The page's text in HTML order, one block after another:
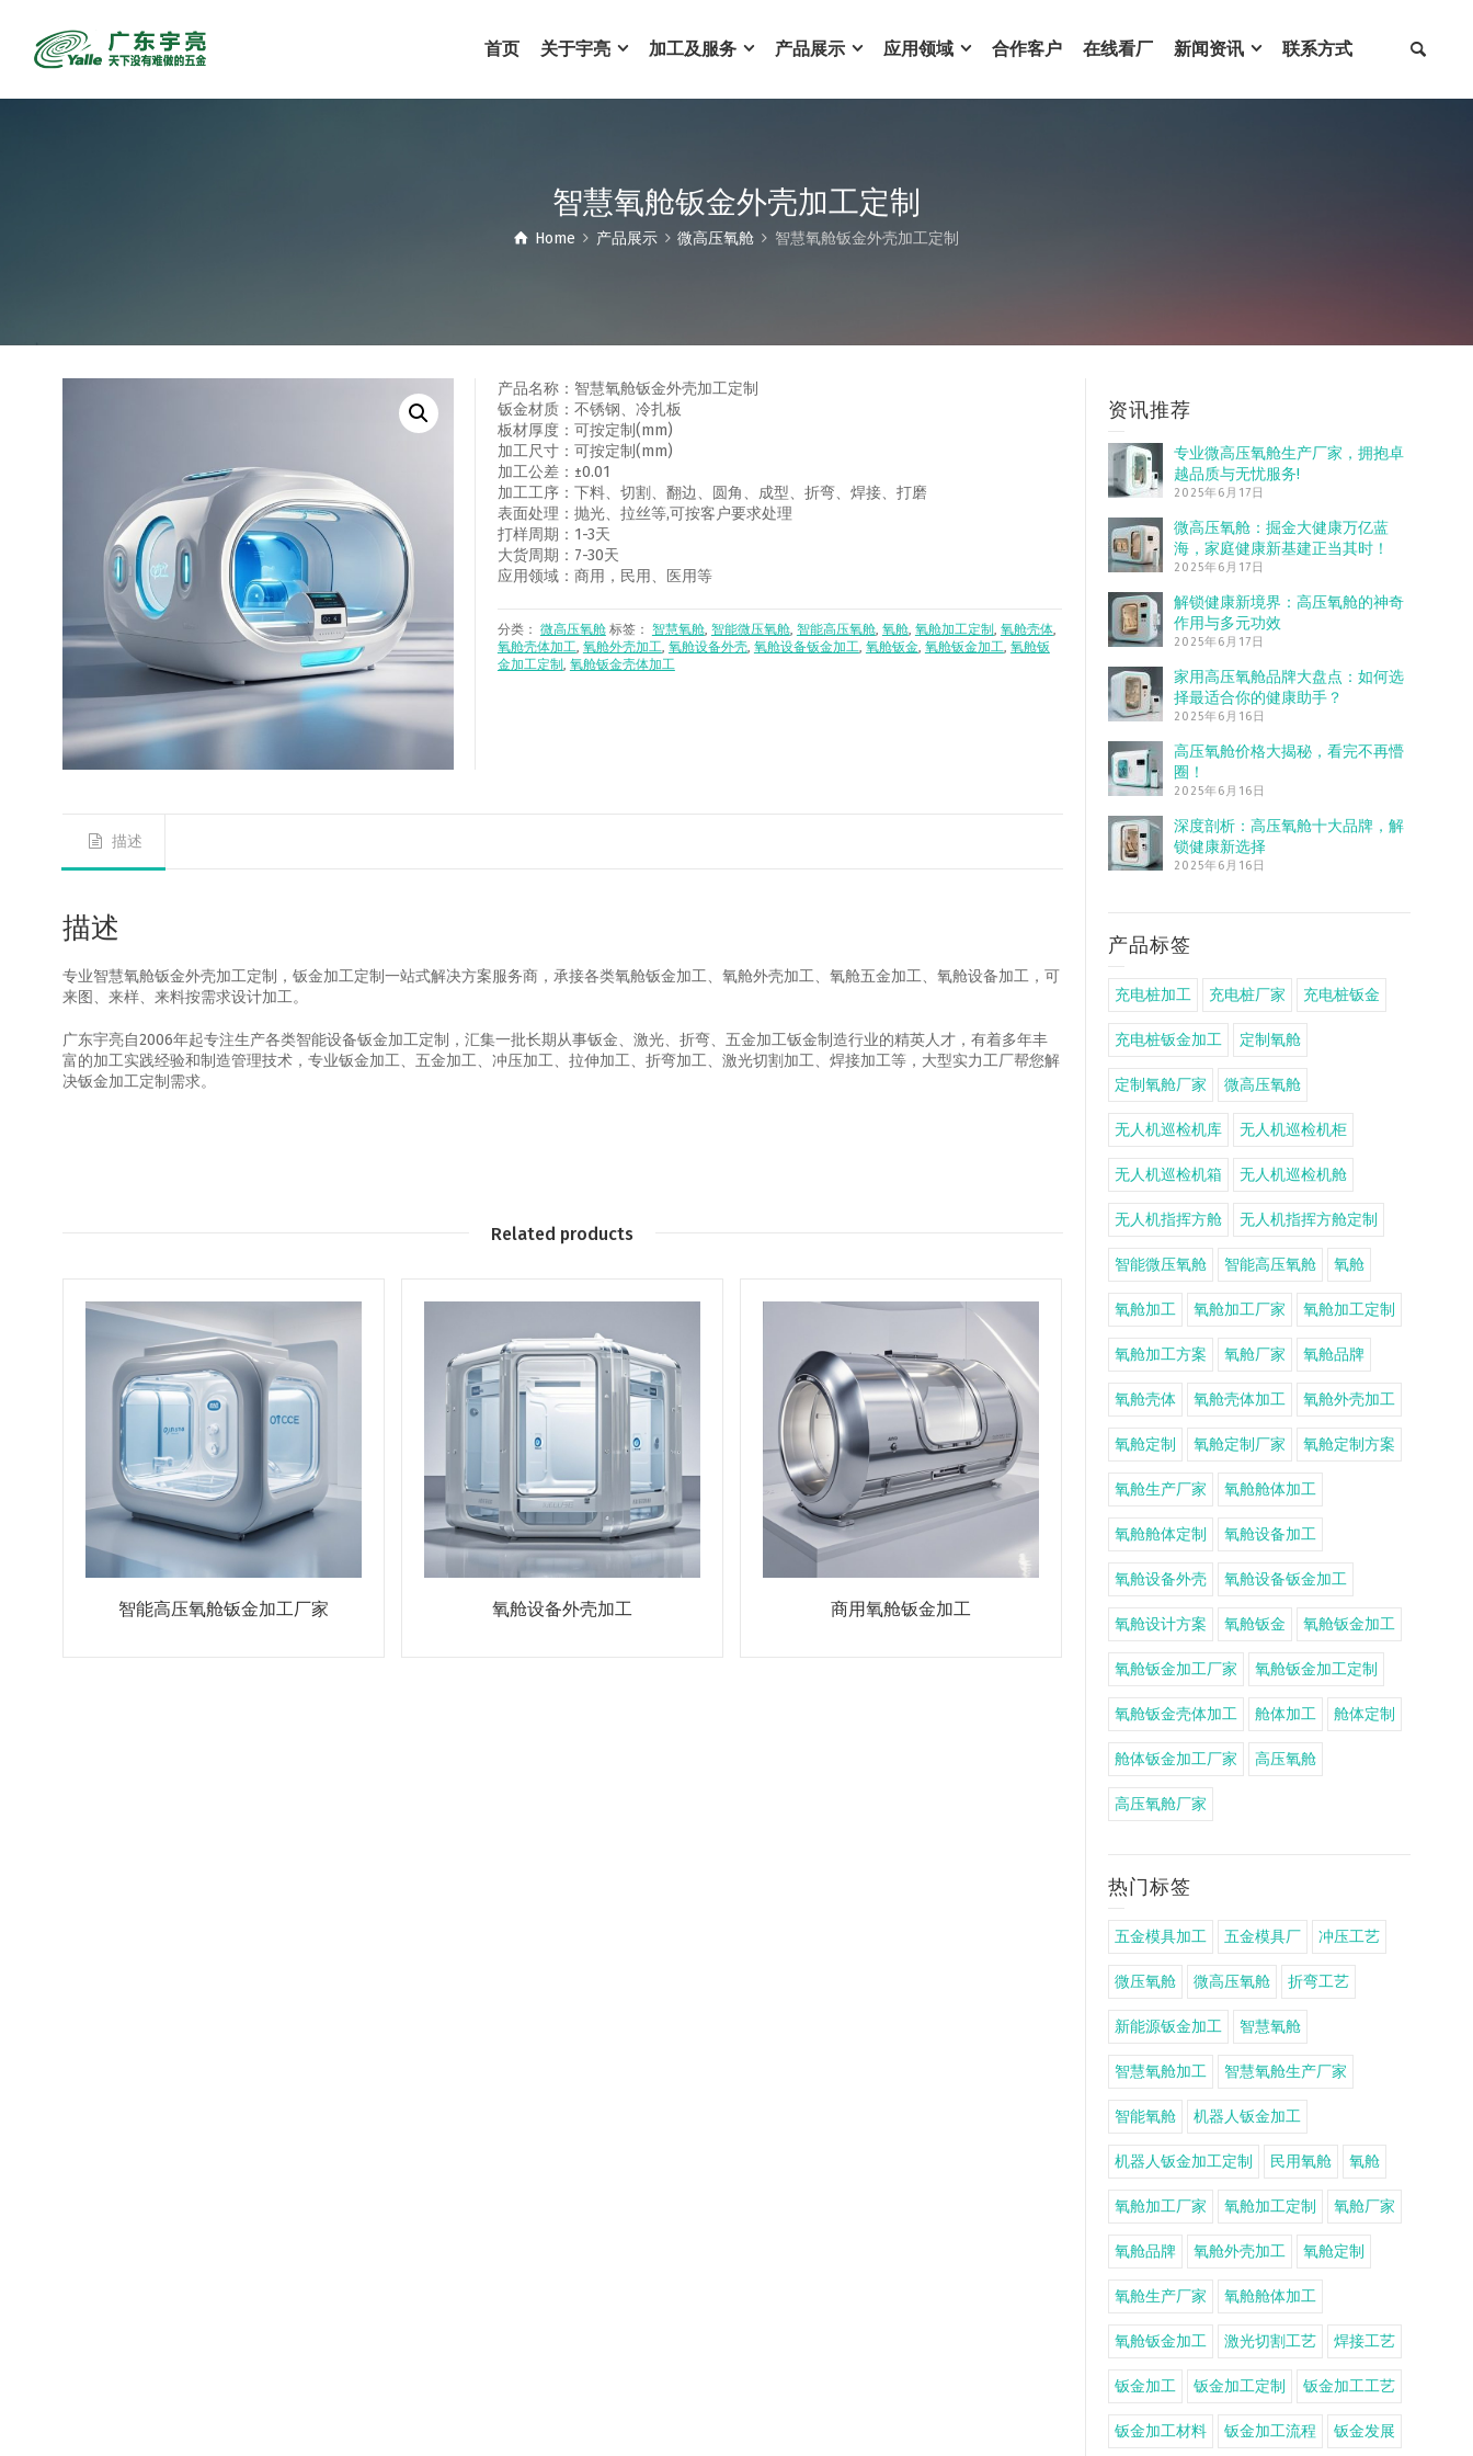
首页 关于宇亮 加工及服务 产品展示 应用领域 合作客户 在线看厂 新闻资讯 联系方式
智慧氧舱钣金外壳加工定制
Home 产品展示 微高压氧舱 智慧氧舱钣金外壳加工定制
产品名称：智慧氧舱钣金外壳加工定制
钣金材质：不锈钢、冷扎板
板材厚度：可按定制(mm)
加工尺寸：可按定制(mm)
加工公差：±0.01
加工工序：下料、切割、翻边、圆角、成型、折弯、焊接、打磨
表面处理：抛光、拉丝等,可按客户要求处理
打样周期：1-3天
大货周期：7-30天
应用领域：商用，民用、医用等
分类： 微高压氧舱 标签： 智慧氧舱, 智能微压氧舱, 智能高压氧舱, 氧舱, 氧舱加工定制 , 氧舱壳体,
氧舱壳体加工, 氧舱外壳加工, 氧舱设备外壳, 氧舱设备钣金加工, 氧舱钣金, 氧舱钣金加工, 氧舱钣
金加工定制 , 氧舱钣金壳体加工
描述
描述
专业智慧氧舱钣金外壳加工定制，钣金加工定制一站式解决方案服务商，承接各类氧舱钣金加工、氧舱外壳加工、氧舱五金加工、氧舱设备加工，可
来图、来样、来料按需求设计加工。
广东宇亮自2006年起专注生产各类智能设备钣金加工定制，汇集一批长期从事钣金、激光、折弯、五金加工钣金制造行业的精英人才，有着多年丰
富的加工实践经验和制造管理技术，专业钣金加工、五金加工、冲压加工、拉伸加工、折弯加工、激光切割加工、焊接加工等，大型实力工厂帮您解
决钣金加工定制需求。
Related products
智能高压氧舱钣金加工厂家 氧舱设备外壳加工 商用氧舱钣金加工
资讯推荐
专业微高压氧舱生产厂家，拥抱卓
越品质与无忧服务!
2025年6月17日
微高压氧舱：掘金大健康万亿蓝
海，家庭健康新基建正当其时！
2025年6月17日
解锁健康新境界：高压氧舱的神奇
作用与多元功效
2025年6月17日
家用高压氧舱品牌大盘点：如何选
择最适合你的健康助手？
2025年6月16日
高压氧舱价格大揭秘，看完不再懵
圈！
2025年6月16日
深度剖析：高压氧舱十大品牌，解
锁健康新选择
2025年6月16日
产品标签
充电桩加工 充电桩厂家 充电桩钣金
充电桩钣金加工 定制氧舱
定制氧舱厂家 微高压氧舱
无人机巡检机库 无人机巡检机柜
无人机巡检机箱 无人机巡检机舱
无人机指挥方舱 无人机指挥方舱定制
智能微压氧舱 智能高压氧舱 氧舱
氧舱加工 氧舱加工厂家 氧舱加工定制
氧舱加工方案 氧舱厂家 氧舱品牌
氧舱壳体 氧舱壳体加工 氧舱外壳加工
氧舱定制 氧舱定制厂家 氧舱定制方案
氧舱生产厂家 氧舱舱体加工
氧舱舱体定制 氧舱设备加工
氧舱设备外壳 氧舱设备钣金加工
氧舱设计方案 氧舱钣金 氧舱钣金加工
氧舱钣金加工厂家 氧舱钣金加工定制
氧舱钣金壳体加工 舱体加工 舱体定制
舱体钣金加工厂家 高压氧舱
高压氧舱厂家
热门标签
五金模具加工 五金模具厂 冲压工艺
微压氧舱 微高压氧舱 折弯工艺
新能源钣金加工 智慧氧舱
智慧氧舱加工 智慧氧舱生产厂家
智能氧舱 机器人钣金加工
机器人钣金加工定制 民用氧舱 氧舱
氧舱加工厂家 氧舱加工定制 氧舱厂家
氧舱品牌 氧舱外壳加工 氧舱定制
氧舱生产厂家 氧舱舱体加工
氧舱钣金加工 激光切割工艺 焊接工艺
钣金加工 钣金加工定制 钣金加工工艺
钣金加工材料 钣金加工流程 钣金发展